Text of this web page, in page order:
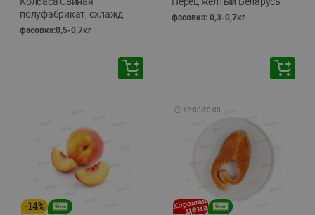
полуфабрикат, охлажд
фасовка:0,5-0,7кг
фасовка: 0,3-0,7кг
-14%
🕘 12:00-20:00